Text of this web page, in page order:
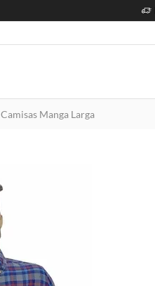
Camisas Manga Larga